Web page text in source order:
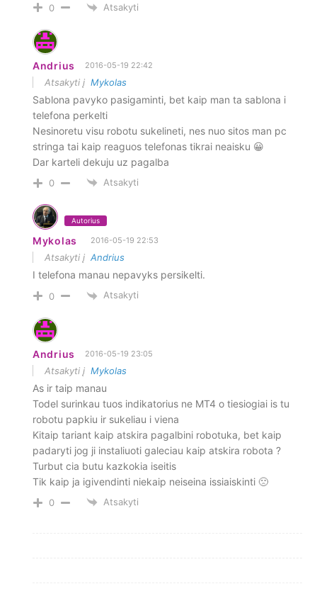
0 Atsakyti
Andrius 2016-05-19 22:42
Atsakyti į Mykolas
Sablona pavyko pasigaminti, bet kaip man ta sablona i
telefona perkelti
Nesinoretu visu robotu sukelineti, nes nuo sitos man pc
stringa tai kaip reaguos telefonas tikrai neaisku 😀
Dar karteli dekuju uz pagalba
0 Atsakyti
Autorius
Mykolas 2016-05-19 22:53
Atsakyti į Andrius
I telefona manau nepavyks persikelti.
0 Atsakyti
Andrius 2016-05-19 23:05
Atsakyti į Mykolas
As ir taip manau
Todel surinkau tuos indikatorius ne MT4 o tiesiogiai is tu
robotu papkiu ir sukeliau i viena
Kitaip tariant kaip atskira pagalbini robotuka, bet kaip
padaryti jog ji instaliuoti galeciau kaip atskira robota ?
Turbut cia butu kazkokia iseitis
Tik kaip ja igivendinti niekaip neiseina issiaiskinti 🙁
0 Atsakyti